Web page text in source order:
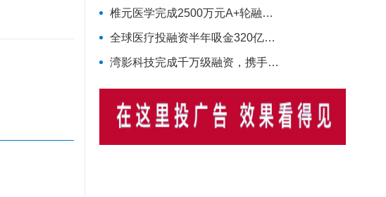
椎元医学完成2500万元A+轮融资，启明创投领投加码骨科细胞疗法
全球医疗投融资半年吸金320亿美元，国内同比大涨214%！
湾影科技完成千万级融资，携手慧创医疗共同布局脑部代谢影像产业